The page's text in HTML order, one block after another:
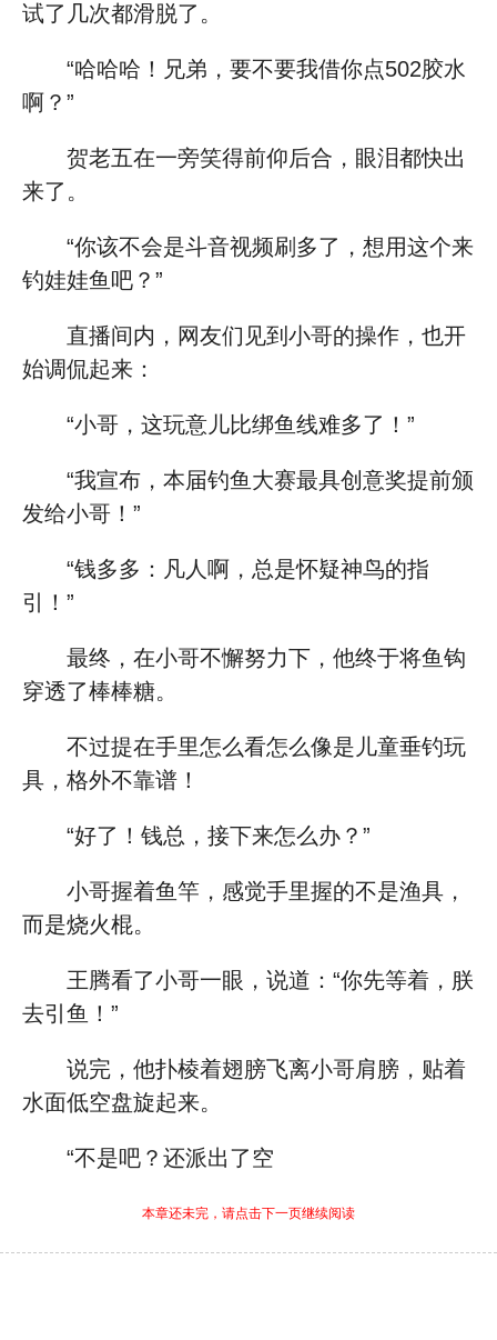
试了几次都滑脱了。
“哈哈哈！兄弟，要不要我借你点502胶水
啊？”
贺老五在一旁笑得前仰后合，眼泪都快出
来了。
“你该不会是斗音视频刷多了，想用这个来
钓娃娃鱼吧？”
直播间内，网友们见到小哥的操作，也开
始调侃起来：
“小哥，这玩意儿比绑鱼线难多了！”
“我宣布，本届钓鱼大赛最具创意奖提前颁
发给小哥！”
“钱多多：凡人啊，总是怀疑神鸟的指
引！”
最终，在小哥不懈努力下，他终于将鱼钩
穿透了棒棒糖。
不过提在手里怎么看怎么像是儿童垂钓玩
具，格外不靠谱！
“好了！钱总，接下来怎么办？”
小哥握着鱼竿，感觉手里握的不是渔具，
而是烧火棍。
王腾看了小哥一眼，说道：“你先等着，朕
去引鱼！”
说完，他扑棱着翅膀飞离小哥肩膀，贴着
水面低空盘旋起来。
“不是吧？还派出了空
本章还未完，请点击下一页继续阅读